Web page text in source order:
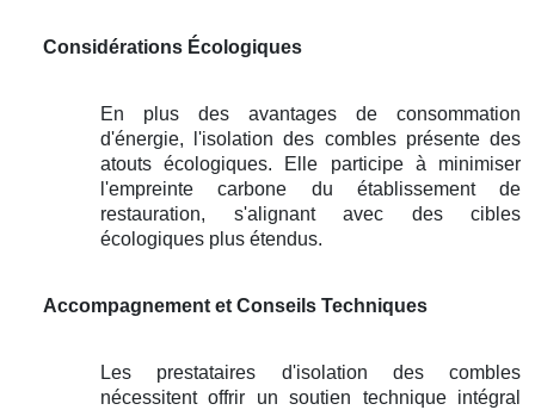
Considérations Écologiques
En plus des avantages de consommation
d'énergie, l'isolation des combles présente des
atouts écologiques. Elle participe à minimiser
l'empreinte carbone du établissement de
restauration, s'alignant avec des cibles
écologiques plus étendus.
Accompagnement et Conseils Techniques
Les prestataires d'isolation des combles
nécessitent offrir un soutien technique intégral